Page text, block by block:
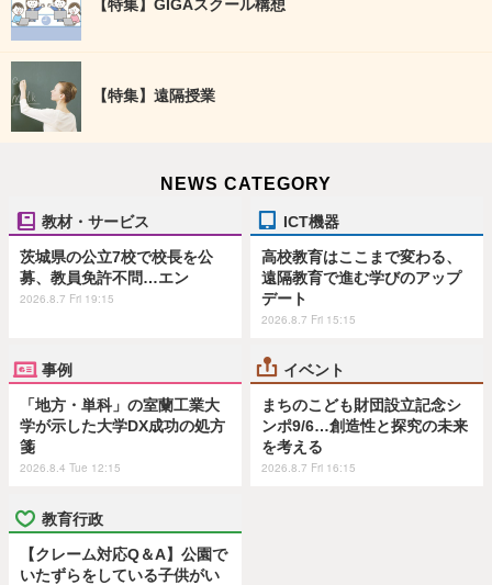
【特集】GIGAスクール構想
【特集】遠隔授業
NEWS CATEGORY
教材・サービス
茨城県の公立7校で校長を公
募、教員免許不問…エン
2026.8.7 Fri 19:15
ICT機器
高校教育はここまで変わる、
遠隔教育で進む学びのアップ
デート
2026.8.7 Fri 15:15
事例
「地方・単科」の室蘭工業大
学が示した大学DX成功の処方
箋
2026.8.4 Tue 12:15
イベント
まちのこども財団設立記念シ
ンポ9/6…創造性と探究の未来
を考える
2026.8.7 Fri 16:15
教育行政
【クレーム対応Q＆A】公園で
いたずらをしている子供がい